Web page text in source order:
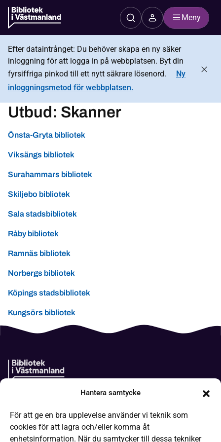
Hantera samtycke
För att ge en bra upplevelse använder vi teknik som
cookies för att lagra och/eller komma åt
enhetsinformation. När du samtycker till dessa tekniker
Meny
Efter dataintrånget: Du behöver skapa en ny säker
inloggning för att logga in på webbplatsen. Byt din
fyrsiffriga pinkod till ett nytt säkrare lösenord.
Ny
inloggningsmetod för webbplatsen.
Utbud: Skanner
Önsta-Gryta bibliotek
Viksängs bibliotek
Surahammars bibliotek
Skiljebo bibliotek
Sala stadsbibliotek
Råby bibliotek
Ramnäs bibliotek
Norbergs bibliotek
Köpings stadsbibliotek
Kungsörs bibliotek
It-hjälp
Läsa på olika sätt